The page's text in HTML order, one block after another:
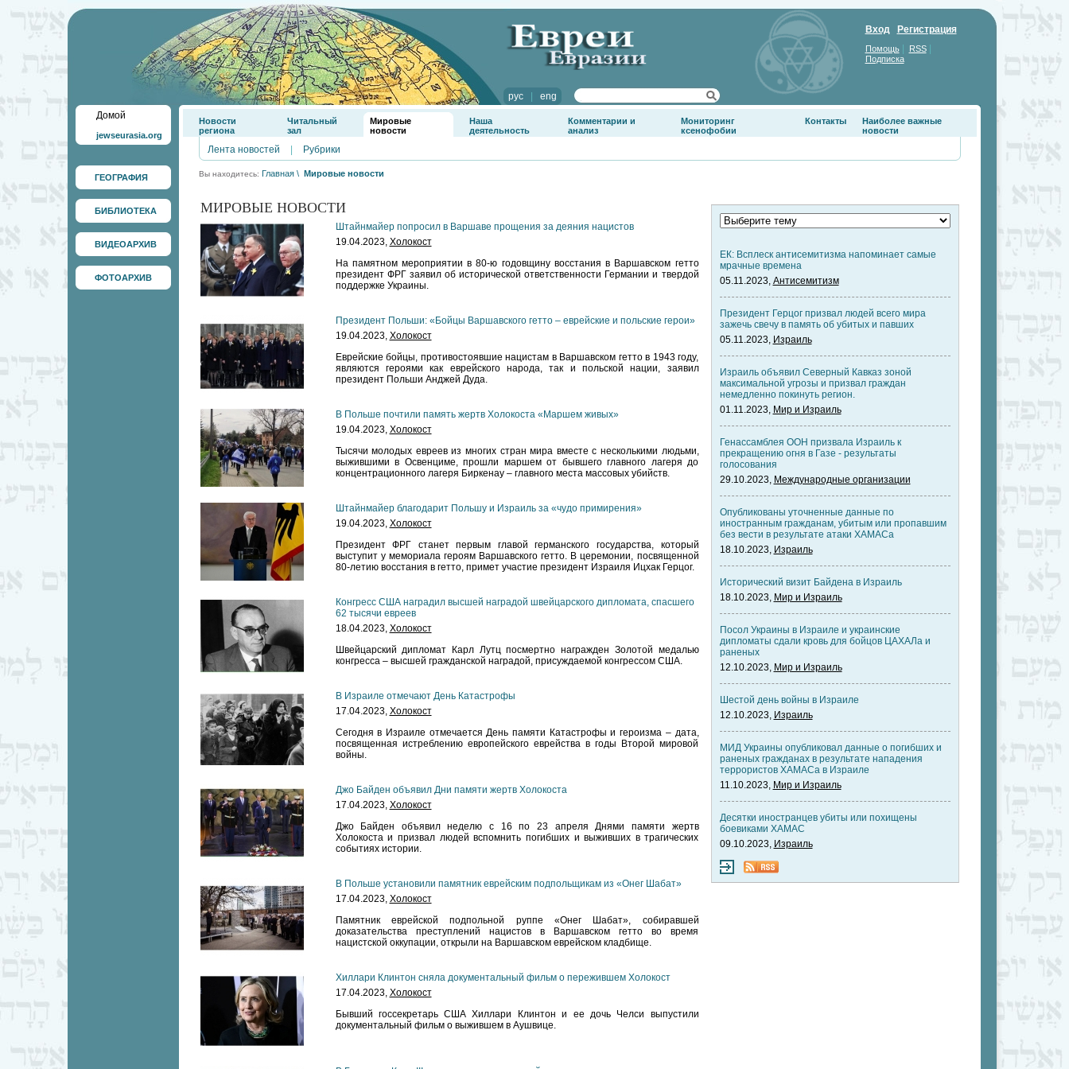
рус| eng
Вход Регистрация
Помощь| RSS|
Подписка
Домой
jewseurasia.org
ГЕОГРАФИЯ
БИБЛИОТЕКА
ВИДЕОАРХИВ
ФОТОАРХИВ
Новости
региона
Читальный
зал
Мировые
новости
Наша
деятельность
Комментарии и
анализ
Мониторинг
ксенофобии
Контакты
Наиболее важные
новости
Лента новостей Рубрики
Вы находитесь: Главная \ Мировые новости
МИРОВЫЕ НОВОСТИ
Штайнмайер попросил в Варшаве прощения за деяния нацистов
19.04.2023, Холокост
На памятном мероприятии в 80-ю годовщину восстания в Варшавском гетто
президент ФРГ заявил об исторической ответственности Германии и твердой
поддержке Украины.
Президент Польши: «Бойцы Варшавского гетто – еврейские и польские герои»
19.04.2023, Холокост
Еврейские бойцы, противостоявшие нацистам в Варшавском гетто в 1943 году,
являются героями как еврейского народа, так и польской нации, заявил
президент Польши Анджей Дуда.
В Польше почтили память жертв Холокоста «Маршем живых»
19.04.2023, Холокост
Тысячи молодых евреев из многих стран мира вместе с несколькими людьми,
выжившими в Освенциме, прошли маршем от бывшего главного лагеря до
концентрационного лагеря Биркенау – главного места массовых убийств.
Штайнмайер благодарит Польшу и Израиль за «чудо примирения»
19.04.2023, Холокост
Президент ФРГ станет первым главой германского государства, который
выступит у мемориала героям Варшавского гетто. В церемонии, посвященной
80-летию восстания в гетто, примет участие президент Израиля Ицхак Герцог.
Конгресс США наградил высшей наградой швейцарского дипломата, спасшего
62 тысячи евреев
18.04.2023, Холокост
Швейцарский дипломат Карл Лутц посмертно награжден Золотой медалью
конгресса – высшей гражданской наградой, присуждаемой конгрессом США.
В Израиле отмечают День Катастрофы
17.04.2023, Холокост
Сегодня в Израиле отмечается День памяти Катастрофы и героизма – дата,
посвященная истреблению европейского еврейства в годы Второй мировой
войны.
Джо Байден объявил Дни памяти жертв Холокоста
17.04.2023, Холокост
Джо Байден объявил неделю с 16 по 23 апреля Днями памяти жертв
Холокоста и призвал людей вспомнить погибших и выживших в трагических
событиях истории.
В Польше установили памятник еврейским подпольщикам из «Онег Шабат»
17.04.2023, Холокост
Памятник еврейской подпольной руппе «Онег Шабат», собиравшей
доказательства преступлений нацистов в Варшавском гетто во время
нацистской оккупации, открыли на Варшавском еврейском кладбище.
Хиллари Клинтон сняла документальный фильм о пережившем Холокост
17.04.2023, Холокост
Бывший госсекретарь США Хиллари Клинтон и ее дочь Челси выпустили
документальный фильм о выжившем в Аушвице.
ЕК: Всплеск антисемитизма напоминает самые
мрачные времена
05.11.2023, Антисемитизм
Президент Герцог призвал людей всего мира
зажечь свечу в память об убитых и павших
05.11.2023, Израиль
Израиль объявил Северный Кавказ зоной
максимальной угрозы и призвал граждан
немедленно покинуть регион.
01.11.2023, Мир и Израиль
Генассамблея ООН призвала Израиль к
прекращению огня в Газе - результаты
голосования
29.10.2023, Международные организации
Опубликованы уточненные данные по
иностранным гражданам, убитым или пропавшим
без вести в результате атаки ХАМАСа
18.10.2023, Израиль
Исторический визит Байдена в Израиль
18.10.2023, Мир и Израиль
Посол Украины в Израиле и украинские
дипломаты сдали кровь для бойцов ЦАХАЛа и
раненых
12.10.2023, Мир и Израиль
Шестой день войны в Израиле
12.10.2023, Израиль
МИД Украины опубликовал данные о погибших и
раненых гражданах в результате нападения
террористов ХАМАСа в Израиле
11.10.2023, Мир и Израиль
Десятки иностранцев убиты или похищены
боевиками ХАМАС
09.10.2023, Израиль